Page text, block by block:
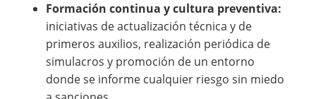
Formación continua y cultura preventiva:
iniciativas de actualización técnica y de
primeros auxilios, realización periódica de
simulacros y promoción de un entorno
donde se informe cualquier riesgo sin miedo